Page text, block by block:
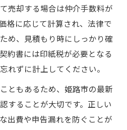
売却する場合は仲介手数料が
格に応じて計算され、法律で
め、見積もり時にしっかり確
約書には印紙税が必要となる
れずに計上してください。
ともあるため、姫路市の最新
することが大切です。正しい
出費や申告漏れを防ぐことが